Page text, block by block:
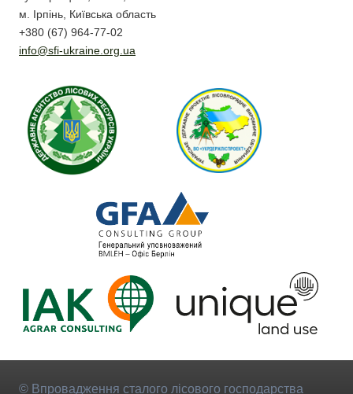
м. Ірпінь, Київська область
+380 (67) 964-77-02
info@sfi-ukraine.org.ua
© Впровадження сталого лісового господарства